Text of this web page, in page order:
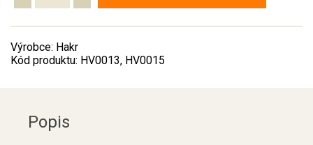
Výrobce: Hakr
Kód produktu: HV0013, HV0015
Popis